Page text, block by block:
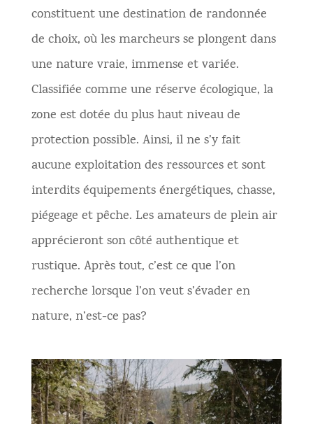
constituent une destination de randonnée
de choix, où les marcheurs se plongent dans
une nature vraie, immense et variée.
Classifiée comme une réserve écologique, la
zone est dotée du plus haut niveau de
protection possible. Ainsi, il ne s’y fait
aucune exploitation des ressources et sont
interdits équipements énergétiques, chasse,
piégeage et pêche. Les amateurs de plein air
apprécieront son côté authentique et
rustique. Après tout, c’est ce que l’on
recherche lorsque l’on veut s’évader en
nature, n’est-ce pas?